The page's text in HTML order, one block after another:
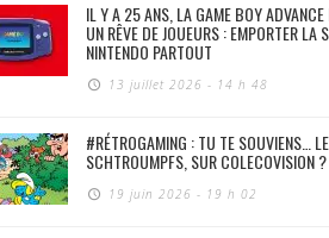
IL Y A 25 ANS, LA GAME BOY ADVANCE
UN RÊVE DE JOUEURS : EMPORTER LA
NINTENDO PARTOUT
13 juillet 2026 - 14 h 48
#RÉTROGAMING : TU TE SOUVIENS…
SCHTROUMPFS, SUR COLECOVISION ?
19 juin 2026 - 19 h 02